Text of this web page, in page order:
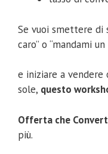
Se vuoi smettere di
caro” o “mandami
e iniziare a
sole, questo
Offerta che
più.